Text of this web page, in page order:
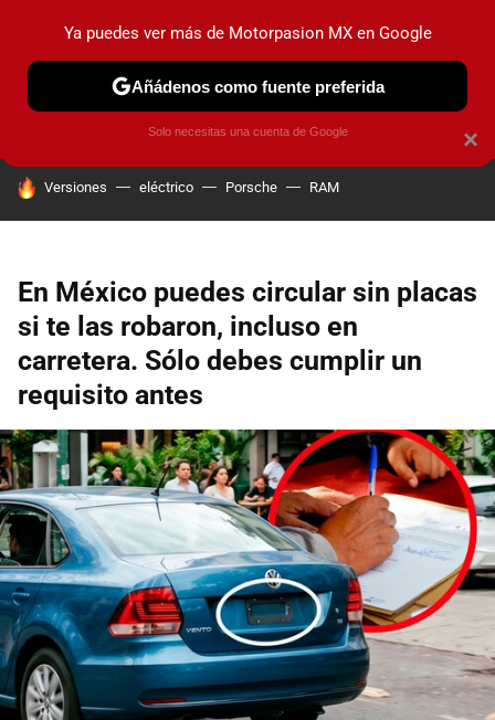
PRUEBAS INDUSTRIA HOY NO CIRCULA
HOY SE HABLA DE
Versiones eléctrico Porsche RAM
En México puedes circular sin placas
si te las robaron, incluso en
carretera. Sólo debes cumplir un
requisito antes
×
Ya puedes ver más de Motorpasion MX en Google
Añádenos como fuente preferida
Solo necesitas una cuenta de Google